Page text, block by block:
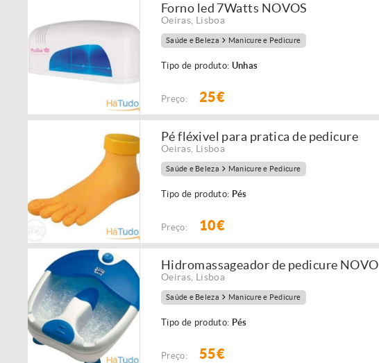
Forno led 7Watts NOVOS
Oeiras Lisboa
Saúde e Beleza Manicure e Pedicure
Tipo de produto: Unhas
Preço: 25€
Pé fléxivel para pratica de pedicure
Oeiras Lisboa
Saúde e Beleza Manicure e Pedicure
Tipo de produto: Pés
Preço: 10€
Hidromassageador de pedicure NOVO
Oeiras Lisboa
Saúde e Beleza Manicure e Pedicure
Tipo de produto: Pés
Preço: 55€